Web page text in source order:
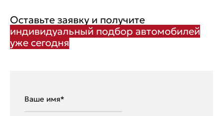
Оставьте заявку и получите
индивидуальный подбор автомобилей
уже сегодня